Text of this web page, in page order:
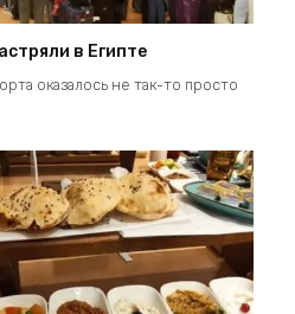
в Египте
оказалось не так-то просто